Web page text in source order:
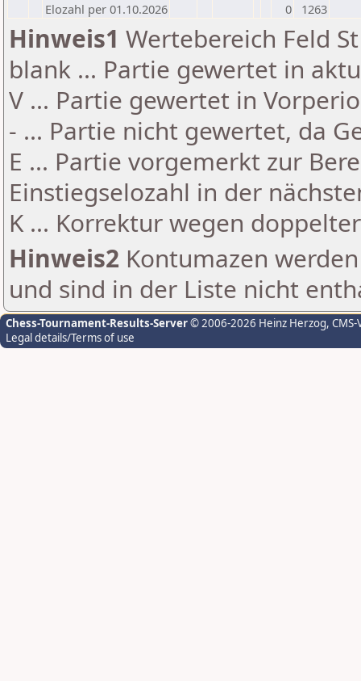
Elozahl per 01.10.2026
0 1263
Hinweis1 Wertebereich Feld
blank ... Partie gewertet in
V ... Partie gewertet in
- ... Partie nicht gewertet, da
E ... Partie vorgemerkt zur
Einstiegselozahl in der
K ... Korrektur wegen
Hinweis2 Kontumazen
und sind in der Liste nicht
Chess-Tournament-Results-Server© 2006-2026 Heinz Herzog,
Legal details/Terms of use